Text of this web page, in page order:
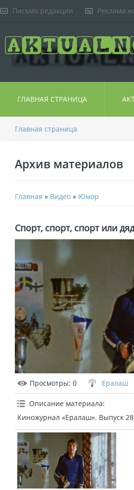
Письмо редакции Реклама
ГЛАВНАЯ СТРАНИЦА
Главная страница
Архив материалов
Главная » Видео » Юмор
Спорт, спорт, спорт или
Просмотры: 0 Ералаш
Описание материала:
Киножурнал «Ералаш». Выпуск